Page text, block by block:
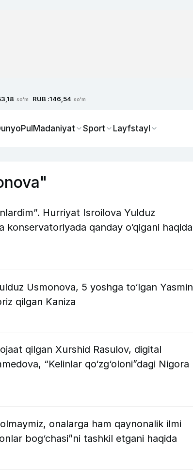
so'm RUB :146,54 so'm
PulMadaniyat Sport Layfstayl
Hurriyat Isroilova Yulduz
konservatoriyada qanday o‘qigani haqida
Usmonova, 5 yoshga to‘lgan Yasmin
qilgan Kaniza
qilgan Xurshid Rasulov, digital
“Kelinlar qo‘zg‘oloni”dagi Nigora
onalarga ham qaynonalik ilmi
bog‘chasi”ni tashkil etgani haqida